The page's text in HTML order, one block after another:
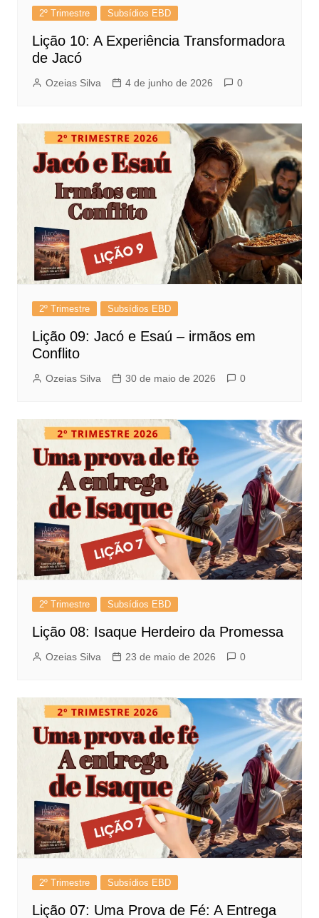
2º Trimestre Subsídios EBD
Lição 10: A Experiência Transformadora
de Jacó
Ozeias Silva 4 de junho de 2026 0
2º Trimestre Subsídios EBD
Lição 09: Jacó e Esaú – irmãos em
Conflito
Ozeias Silva 30 de maio de 2026 0
2º Trimestre Subsídios EBD
Lição 08: Isaque Herdeiro da Promessa
Ozeias Silva 23 de maio de 2026 0
2º Trimestre Subsídios EBD
Lição 07: Uma Prova de Fé: A Entrega